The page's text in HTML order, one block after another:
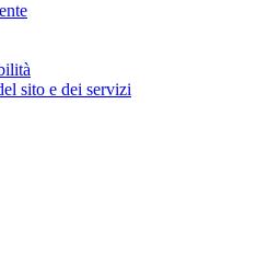
sito e dei servizi